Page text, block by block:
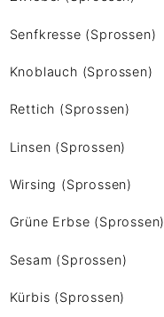
Senfkresse (Sprossen)
Knoblauch (Sprossen)
Rettich (Sprossen)
Linsen (Sprossen)
Wirsing (Sprossen)
Grüne Erbse (Sprossen)
Sesam (Sprossen)
Kürbis (Sprossen)